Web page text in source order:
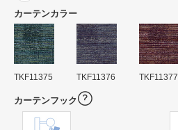
カーテンカラー
TKF11375 TKF11376 TKF11377
カーテンフック